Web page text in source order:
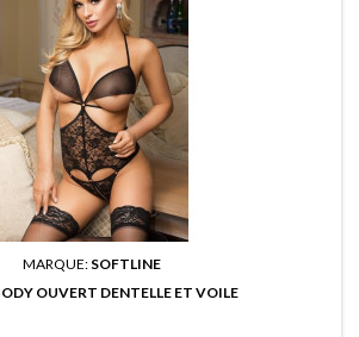
MARQUE: SOFTLINE
OUVERT DENTELLE ET VOILE